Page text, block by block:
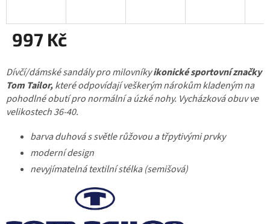
997 Kč
cena:
Dívčí/dámské sandály pro milovníkyikonické sportovní značky
Tom Tailor,které odpovídají veškerým nárokům kladeným na
pohodlné obutí pro normální a úzké nohy. Vycházková obuv ve
velikostech 36-40.
barva duhová s světle růžovou a třpytivými prvky
moderní design
nevyjímatelná textilní stélka (semišová)